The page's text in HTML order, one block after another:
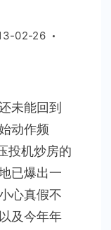
02-26
未能回到
动作频
投机炒房的
已爆出一
心真假不
及今年年